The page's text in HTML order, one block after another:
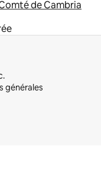
de Cambria
générales